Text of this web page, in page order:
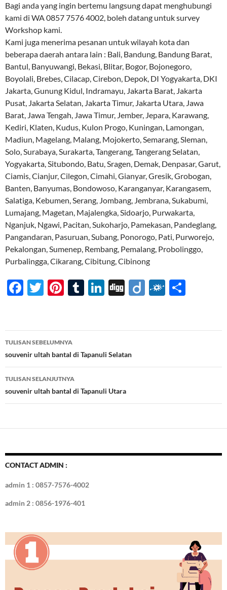
Bagi anda yang ingin bertemu langsung dapat menghubungi
kami di WA 0857 7576 4002, boleh datang untuk survey
Workshop kami.
Kami juga menerima pesanan untuk wilayah kota dan
beberapa daerah antara lain : Bali, Bandung, Bandung Barat,
Bantul, Banyuwangi, Bekasi, Blitar, Bogor, Bojonegoro,
Boyolali, Brebes, Cilacap, Cirebon, Depok, DI Yogyakarta, DKI
Jakarta, Gunung Kidul, Indramayu, Jakarta Barat, Jakarta
Pusat, Jakarta Selatan, Jakarta Timur, Jakarta Utara, Jawa
Barat, Jawa Tengah, Jawa Timur, Jember, Jepara, Karawang,
Kediri, Klaten, Kudus, Kulon Progo, Kuningan, Lamongan,
Madiun, Magelang, Malang, Mojokerto, Semarang, Sleman,
Solo, Surabaya, Surakarta, Tangerang, Tangerang Selatan,
Yogyakarta, Situbondo, Batu, Sragen, Demak, Denpasar, Garut,
Ciamis, Cianjur, Cilegon, Cimahi, Gianyar, Gresik, Grobogan,
Banten, Banyumas, Bondowoso, Karanganyar, Karangasem,
Salatiga, Kebumen, Serang, Jombang, Jembrana, Sukabumi,
Lumajang, Magetan, Majalengka, Sidoarjo, Purwakarta,
Nganjuk, Ngawi, Pacitan, Sukoharjo, Pamekasan, Pandeglang,
Pangandaran, Pasuruan, Subang, Ponorogo, Pati, Purworejo,
Pekalongan, Sumenep, Rembang, Pemalang, Probolinggo,
Purbalingga, Cikarang, Cibitung, Cibinong
F
b
o
o
k
T
er
Pi
es
t
T
bl
r
Li
e
dI
n
Di Di F
d e
Navigasi
Tulisan
TULISAN SEBELUMNYA
souvenir ultah bantal di Tapanuli Selatan
TULISAN SELANJUTNYA
souvenir ultah bantal di Tapanuli Utara
CONTACT ADMIN :
admin 1 : 0857-7576-4002
admin 2 : 0856-1976-401